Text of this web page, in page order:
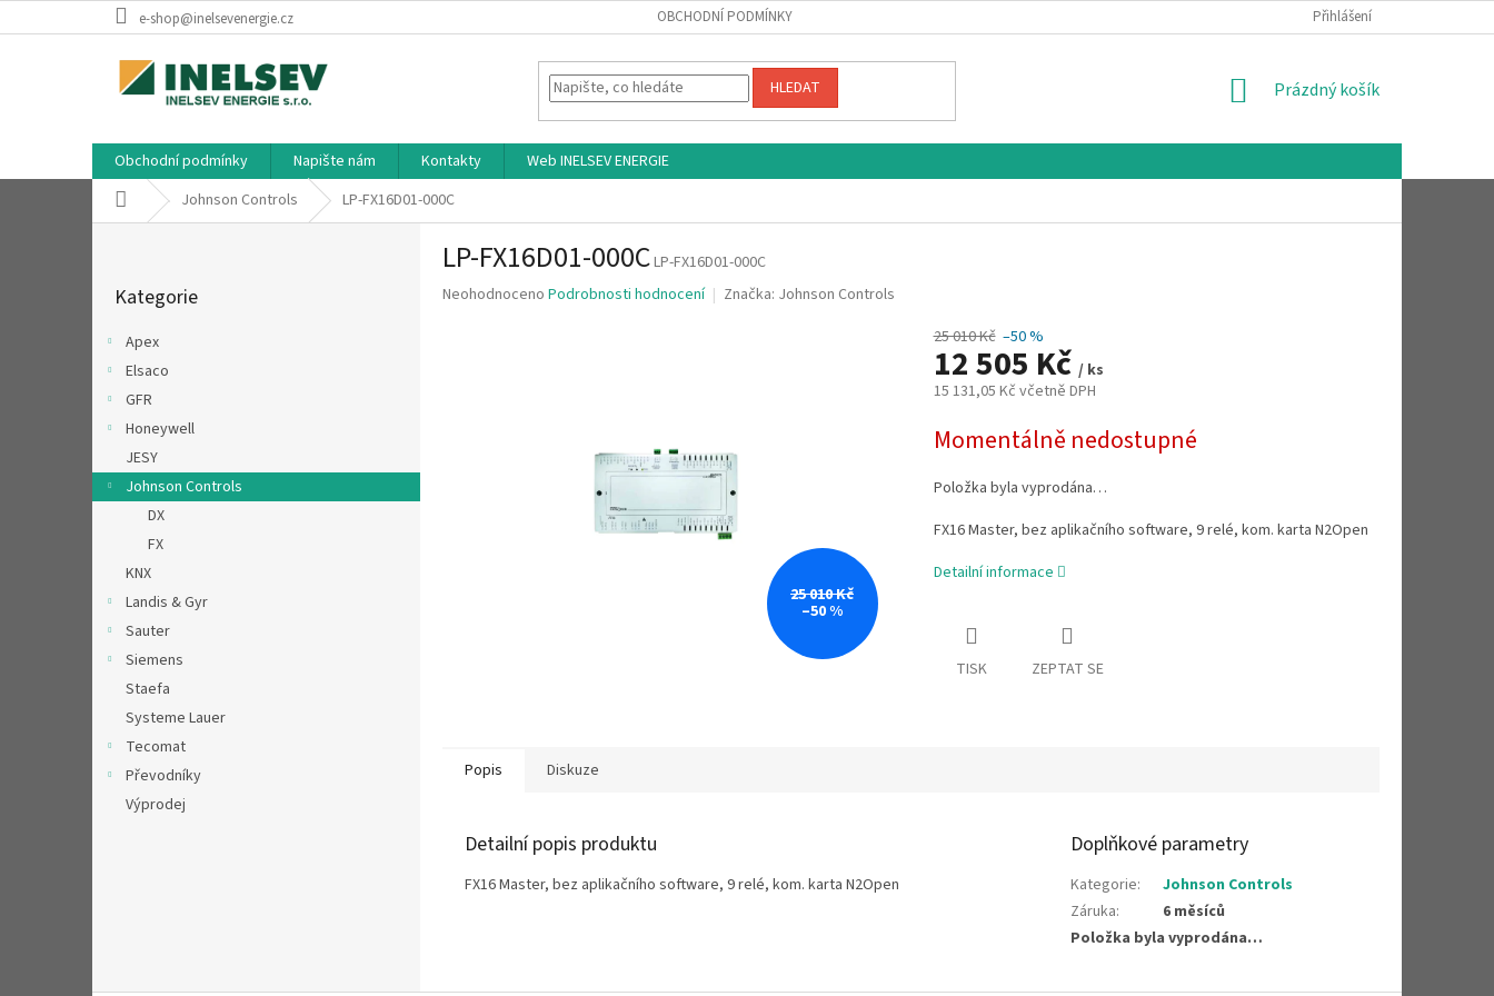
na
e-shop@inelsevenergie.cz OBCHODNÍ PODMÍNKY Přihlášení
HLEDAT
NÁKUPNÍ
Prázdný košík
Obchodní podmínky Napište nám Kontakty
Web INELSEV ENERGIE
Domů Johnson Controls LP-FX16D01-000C
a
n
kategorie
Kategorie
Apex
Elsaco
GFR
Honeywell
JESY
Johnson Controls
DX
FX
KNX
Landis & Gyr
Sauter
Siemens
Staefa
Systeme Lauer
Tecomat
Převodníky
Výprodej
LP-FX16D01-000CLP-FX16D01-000C
Průměrné
Neohodnoceno Podrobnosti hodnocení Značka: Johnson Controls
25 010 Kč
–50 %
25 010 Kč –50 %
12 505 Kč / ks
15 131,05 Kč včetně DPH
cena:
Momentálně nedostupné
Položka byla vyprodána…
FX16 Master, bez aplikačního software, 9 relé, kom. karta N2Open
Detailní informace
TISK ZEPTAT SE
Popis Diskuze
Detailní popis produktu
FX16 Master, bez aplikačního software, 9 relé, kom. karta N2Open
Doplňkové parametry
Kategorie:
Johnson Controls
Záruka:
6 měsíců
Položka byla vyprodána…